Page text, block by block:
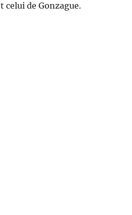
celui de Gonzague.